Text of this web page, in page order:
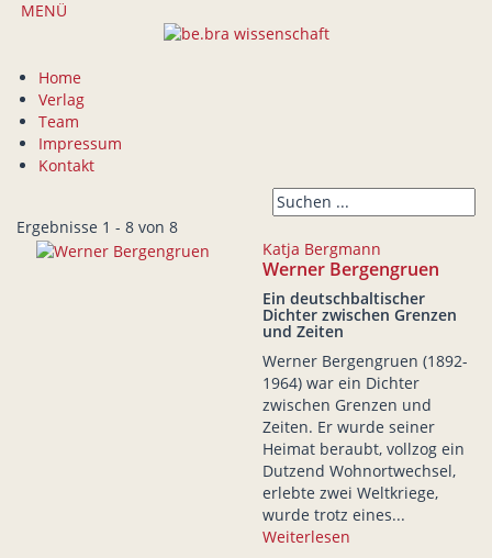
MENÜ
Home
Verlag
Team
Impressum
Kontakt
Ergebnisse 1 - 8 von 8
Katja Bergmann
Werner Bergengruen
Ein deutschbaltischer
Dichter zwischen Grenzen
und Zeiten
Werner Bergengruen (1892-
1964) war ein Dichter
zwischen Grenzen und
Zeiten. Er wurde seiner
Heimat beraubt, vollzog ein
Dutzend Wohnortwechsel,
erlebte zwei Weltkriege,
wurde trotz eines...
Weiterlesen